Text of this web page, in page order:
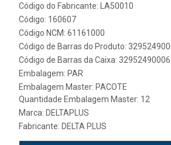
Código do Fabricante: LA50010
Código: 160607
Código NCM: 61161000
Código de Barras do Produto:
Código de Barras da Caixa:
Embalagem: PAR
Embalagem Master: PACOTE
Quantidade Embalagem Master: 12
Marca: DELTAPLUS
Fabricante: DELTA PLUS